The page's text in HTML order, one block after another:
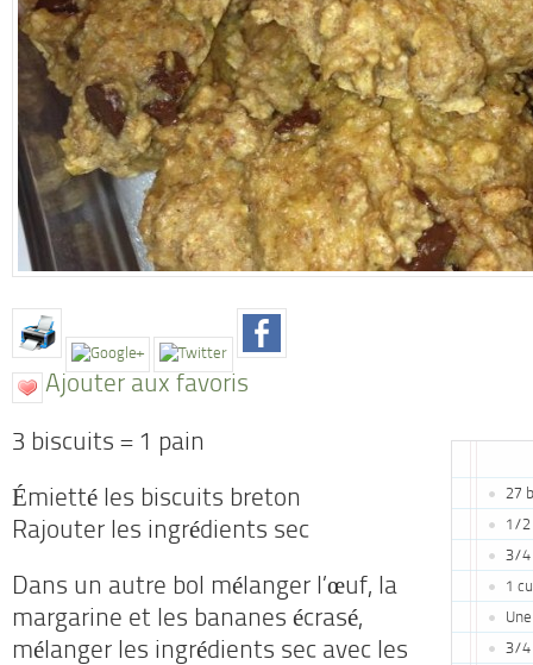
Ajouter aux favoris
27
1/2
3/4
1
3/4
3 biscuits = 1 pain
Émietté les biscuits breton
Rajouter les ingrédients sec
Dans un autre bol mélanger l’œuf, la
margarine et les bananes écrasé,
mélanger les ingrédients sec avec les